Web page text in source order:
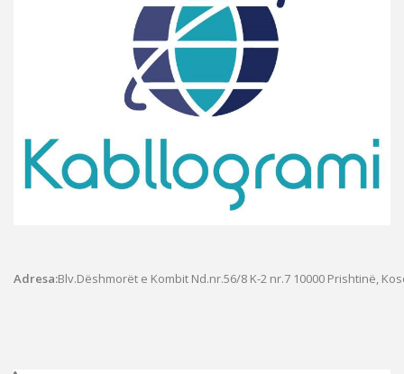
Adresa:Blv.Dëshmorët e Kombit Nd.nr.56/8 K-2 nr.7 10000 Prishtinë,